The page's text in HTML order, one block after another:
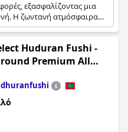
εξασφαλίζοντας μια
Η ζωντανή ατμόσφαιρα
ποικίλες επιλογές
το καθιστούν
και οικογένειες.
Huduran Fushi -
Premium All
- 30 mins by